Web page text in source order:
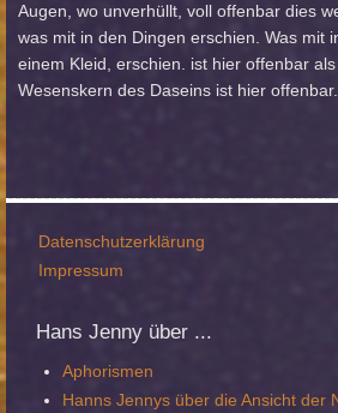
Augen, wo unverhüllt, voll offenbar dies
was mit in den Dingen erschien. Was mit
einem Kleid, erschien. ist hier offenbar
Wesenskern des Daseins ist hier offenbar.
Datenschutzerklärung
Impressum
Hans Jenny über ...
Aphorismen
Hanns Jennys über die Ansicht der